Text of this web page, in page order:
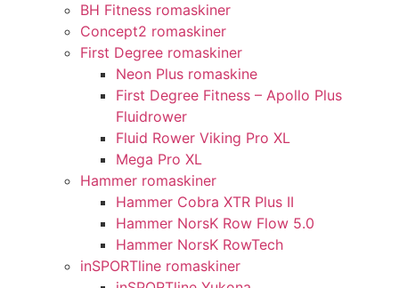
BH Fitness romaskiner
Concept2 romaskiner
First Degree romaskiner
Neon Plus romaskine
First Degree Fitness – Apollo Plus
Fluidrower
Fluid Rower Viking Pro XL
Mega Pro XL
Hammer romaskiner
Hammer Cobra XTR Plus II
Hammer NorsK Row Flow 5.0
Hammer NorsK RowTech
inSPORTline romaskiner